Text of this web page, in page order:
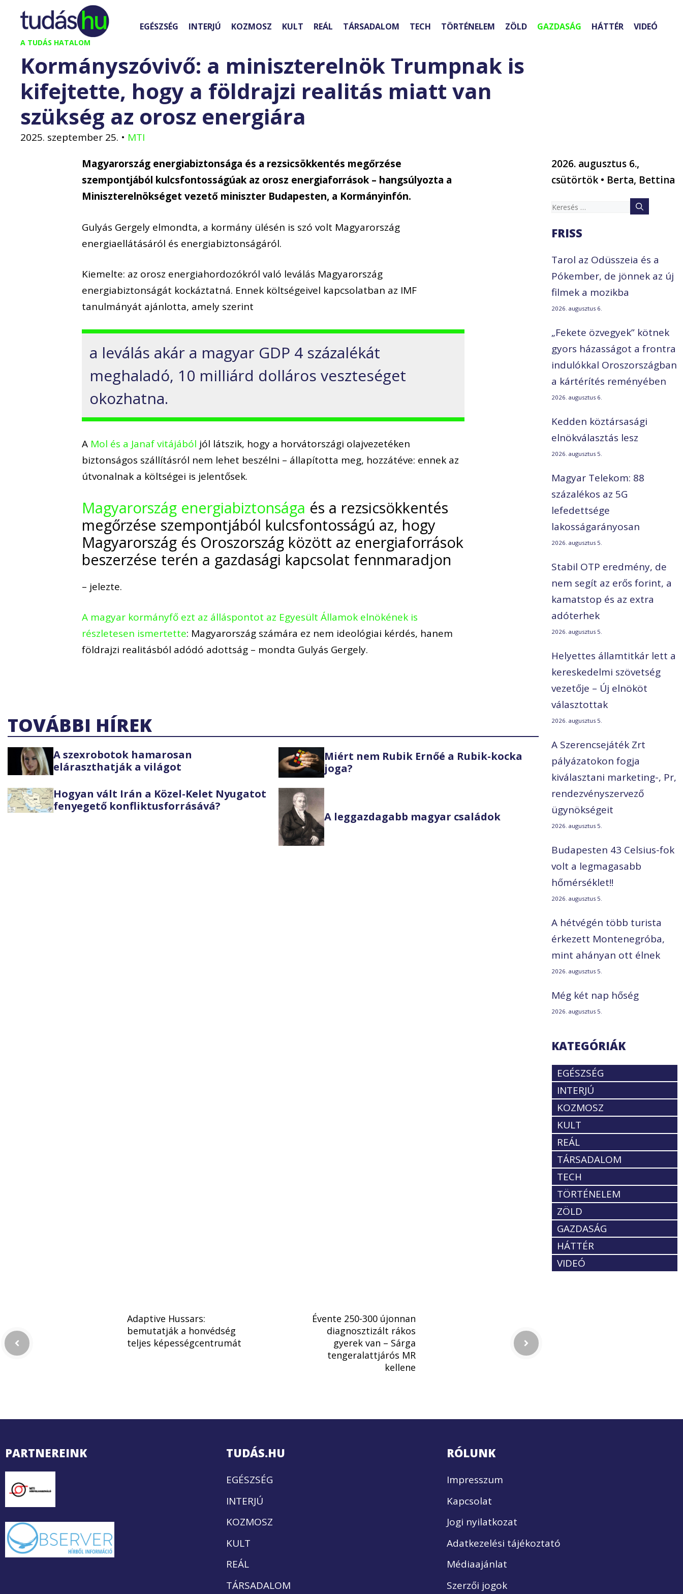
Kilépés
tartalomba
A TUDÁS HATALOM
EGÉSZSÉG INTERJÚ KOZMOSZ KULT REÁL TÁRSADALOM TECH TÖRTÉNELEM ZÖLD GAZDASÁG HÁTTÉR VIDEÓ
Kormányszóvivő: a miniszterelnök Trumpnak is
kifejtette, hogy a földrajzi realitás miatt van
szükség az orosz energiára
2025. szeptember 25. • MTI
Magyarország energiabiztonsága és a rezsicsökkentés megőrzése
szempontjából kulcsfontosságúak az orosz energiaforrások – hangsúlyozta a
Miniszterelnökséget vezető miniszter Budapesten, a Kormányinfón.
Gulyás Gergely elmondta, a kormány ülésén is szó volt Magyarország
energiaellátásáról és energiabiztonságáról.
Kiemelte: az orosz energiahordozókról való leválás Magyarország
energiabiztonságát kockáztatná. Ennek költségeivel kapcsolatban az IMF
tanulmányát ajánlotta, amely szerint
a leválás akár a magyar GDP 4 százalékát
meghaladó, 10 milliárd dolláros veszteséget
okozhatna.
A Mol és a Janaf vitájából jól látszik, hogy a horvátországi olajvezetéken
biztonságos szállításról nem lehet beszélni – állapította meg, hozzátéve: ennek az
útvonalnak a költségei is jelentősek.
Magyarország energiabiztonsága és a rezsicsökkentés
megőrzése szempontjából kulcsfontosságú az, hogy
Magyarország és Oroszország között az energiaforrások
beszerzése terén a gazdasági kapcsolat fennmaradjon
– jelezte.
A magyar kormányfő ezt az álláspontot az Egyesült Államok elnökének is
részletesen ismertette: Magyarország számára ez nem ideológiai kérdés, hanem
földrajzi realitásból adódó adottság – mondta Gulyás Gergely.
TOVÁBBI HÍREK
A szexrobotok hamarosan
eláraszthatják a világot
Miért nem Rubik Ernőé a Rubik-kocka
joga?
Hogyan vált Irán a Közel-Kelet Nyugatot
fenyegető konfliktusforrásává?
A leggazdagabb magyar családok
2026. augusztus 6.,
csütörtök • Berta, Bettina
Keresés:
FRISS
Tarol az Odüsszeia és a
Pókember, de jönnek az új
filmek a mozikba
2026. augusztus 6.
„Fekete özvegyek” kötnek
gyors házasságot a frontra
indulókkal Oroszországban
a kártérítés reményében
2026. augusztus 6.
Kedden köztársasági
elnökválasztás lesz
2026. augusztus 5.
Magyar Telekom: 88
százalékos az 5G
lefedettsége
lakosságarányosan
2026. augusztus 5.
Stabil OTP eredmény, de
nem segít az erős forint, a
kamatstop és az extra
adóterhek
2026. augusztus 5.
Helyettes államtitkár lett a
kereskedelmi szövetség
vezetője – Új elnököt
választottak
2026. augusztus 5.
A Szerencsejáték Zrt
pályázatokon fogja
kiválasztani marketing-, Pr,
rendezvényszervező
ügynökségeit
2026. augusztus 5.
Budapesten 43 Celsius-fok
volt a legmagasabb
hőmérséklet!!
2026. augusztus 5.
A hétvégén több turista
érkezett Montenegróba,
mint ahányan ott élnek
2026. augusztus 5.
Még két nap hőség
2026. augusztus 5.
KATEGÓRIÁK
EGÉSZSÉG
INTERJÚ
KOZMOSZ
KULT
REÁL
TÁRSADALOM
TECH
TÖRTÉNELEM
ZÖLD
GAZDASÁG
HÁTTÉR
VIDEÓ
Adaptive Hussars:
bemutatják a honvédség
teljes képességcentrumát
Évente 250-300 újonnan
diagnosztizált rákos
gyerek van – Sárga
tengeralattjárós MR
kellene
PARTNEREINK TUDÁS.HU
EGÉSZSÉG
INTERJÚ
KOZMOSZ
KULT
REÁL
TÁRSADALOM
RÓLUNK
Impresszum
Kapcsolat
Jogi nyilatkozat
Adatkezelési tájékoztató
Médiaajánlat
Szerzői jogok